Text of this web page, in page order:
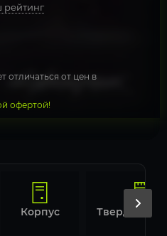
отличаться от цен в
офертой!
Корпус